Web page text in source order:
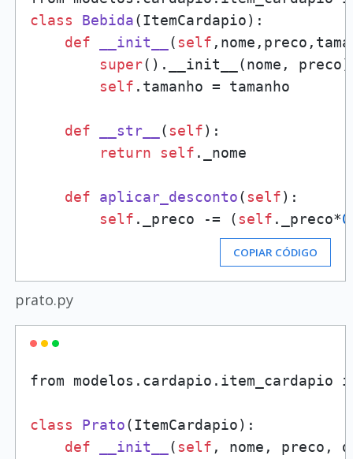
class Bebida(ItemCardapio):
def
__init__ (self
super().__init__(nome, preco)
self .tamanho = tamanho
def __str__ (self):
return
self ._nome
def aplicar_desconto(self):
self ._preco -= (self ._preco*
COPIAR CÓDIGO
prato.py
from modelos.cardapio.item_cardapio
class Prato(ItemCardapio):
def
__init__ (self , nome, preco,